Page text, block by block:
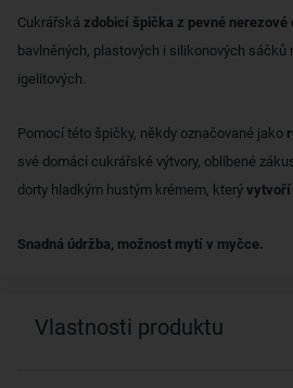
Cukrářská zdobicí špička z pevné nerezové
bavlněných, plastových i silikonových sáčků
igelitových.
Pomocí této špičky, někdy označované jako
své domácí cukrářské výtvory, oblíbené
dorty hladkým hustým krémem, který vytvoří
Snadná údržba, možnost mytí v myčce.
Vlastnosti produktu